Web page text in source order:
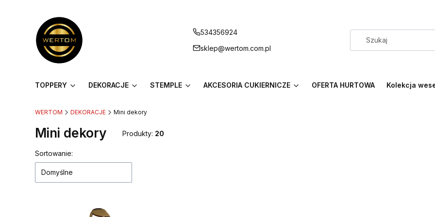
534356924
sklep@wertom.com.pl
TOPPERY DEKORACJE STEMPLE AKCESORIA CUKIERNICZE OFERTA HURTOWA Kolekcja
WERTOM DEKORACJE Mini dekory
Mini dekory Produkty: 20
Lista produktów
Sortowanie:
Domyślne